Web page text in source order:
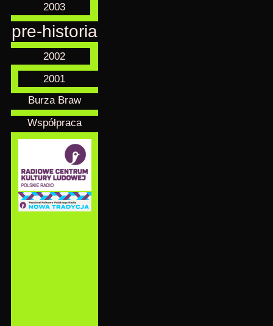
2003
pre-historia
2002
2001
Burza Braw
Współpraca